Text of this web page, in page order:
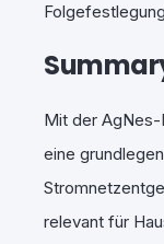
Mit der
eine
relevant für